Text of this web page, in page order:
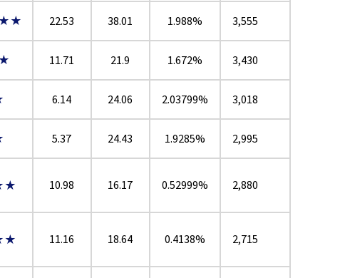
22.53 38.01 1.988% 3,555
11.71 21.9 1.672% 3,430
6.14 24.06 2.03799% 3,018
5.37 24.43 1.9285% 2,995
10.98 16.17 0.52999% 2,880
11.16 18.64 0.4138% 2,715